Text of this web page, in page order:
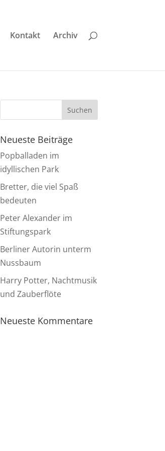
Kontakt Archiv
Neueste Beiträge
Popballaden im
idyllischen Park
Bretter, die viel Spaß
bedeuten
Peter Alexander im
Stiftungspark
Berliner Autorin unterm
Nussbaum
Harry Potter, Nachtmusik
und Zauberflöte
Neueste Kommentare